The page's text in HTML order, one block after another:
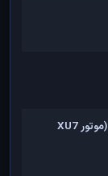
آموزش تعویض تسمه تایم پژو 405،پارس و سمند (موتور XU7